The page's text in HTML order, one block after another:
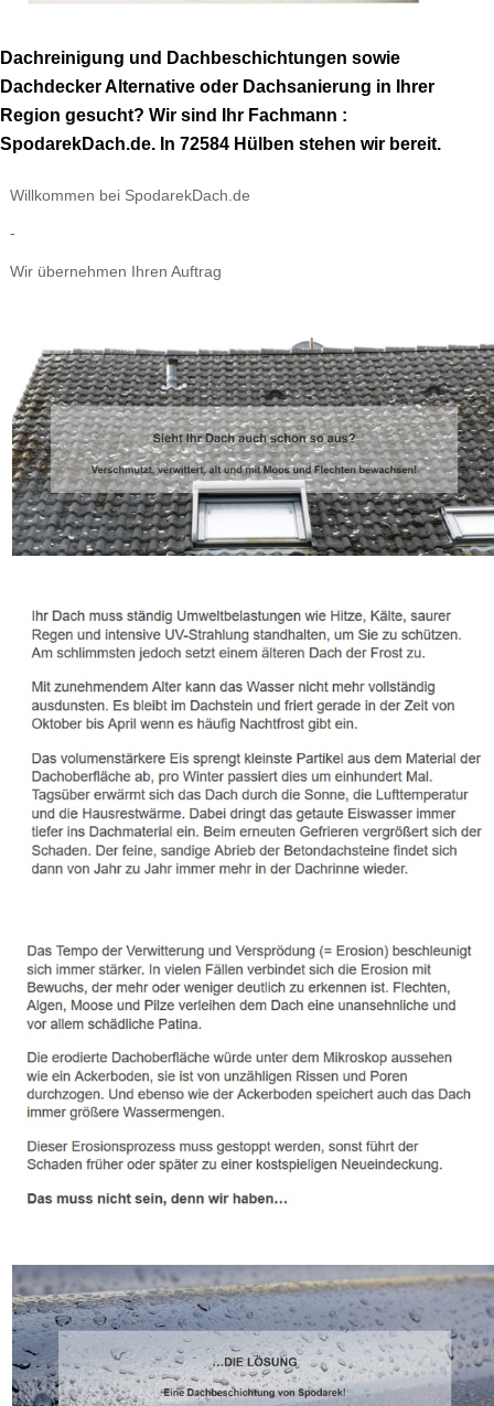
Dachreinigung und Dachbeschichtungen sowie
Dachdecker Alternative oder Dachsanierung in Ihrer
Region gesucht? Wir sind Ihr Fachmann :
SpodarekDach.de. In 72584 Hülben stehen wir bereit.
Willkommen bei SpodarekDach.de
-
Wir übernehmen Ihren Auftrag